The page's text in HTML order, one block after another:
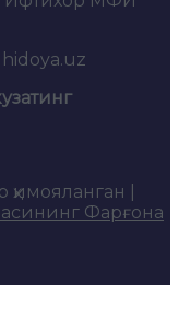
ҳимояланган |
Фарғона